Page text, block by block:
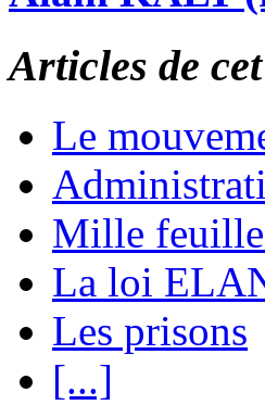
Articles de
Le
Mille
La loi
Les prisons
[...]